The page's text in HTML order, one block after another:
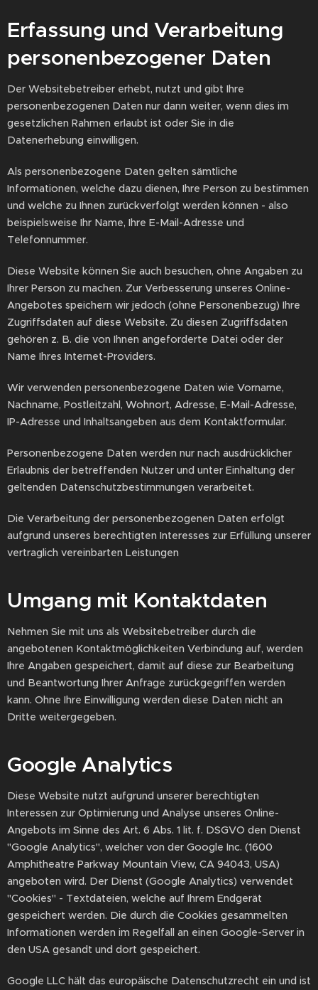
Erfassung und Verarbeitung
personenbezogener Daten
Der Websitebetreiber erhebt, nutzt und gibt Ihre
personenbezogenen Daten nur dann weiter, wenn dies im
gesetzlichen Rahmen erlaubt ist oder Sie in die
Datenerhebung einwilligen.
Als personenbezogene Daten gelten sämtliche
Informationen, welche dazu dienen, Ihre Person zu bestimmen
und welche zu Ihnen zurückverfolgt werden können - also
beispielsweise Ihr Name, Ihre E-Mail-Adresse und
Telefonnummer.
Diese Website können Sie auch besuchen, ohne Angaben zu
Ihrer Person zu machen. Zur Verbesserung unseres Online-
Angebotes speichern wir jedoch (ohne Personenbezug) Ihre
Zugriffsdaten auf diese Website. Zu diesen Zugriffsdaten
gehören z. B. die von Ihnen angeforderte Datei oder der
Name Ihres Internet-Providers.
Wir verwenden personenbezogene Daten wie Vorname,
Nachname, Postleitzahl, Wohnort, Adresse, E-Mail-Adresse,
IP-Adresse und Inhaltsangeben aus dem Kontaktformular.
Personenbezogene Daten werden nur nach ausdrücklicher
Erlaubnis der betreffenden Nutzer und unter Einhaltung der
geltenden Datenschutzbestimmungen verarbeitet.
Die Verarbeitung der personenbezogenen Daten erfolgt
aufgrund unseres berechtigten Interesses zur Erfüllung unserer
vertraglich vereinbarten Leistungen
Umgang mit Kontaktdaten
Nehmen Sie mit uns als Websitebetreiber durch die
angebotenen Kontaktmöglichkeiten Verbindung auf, werden
Ihre Angaben gespeichert, damit auf diese zur Bearbeitung
und Beantwortung Ihrer Anfrage zurückgegriffen werden
kann. Ohne Ihre Einwilligung werden diese Daten nicht an
Dritte weitergegeben.
Google Analytics
Diese Website nutzt aufgrund unserer berechtigten
Interessen zur Optimierung und Analyse unseres Online-
Angebots im Sinne des Art. 6 Abs. 1 lit. f. DSGVO den Dienst
"Google Analytics", welcher von der Google Inc. (1600
Amphitheatre Parkway Mountain View, CA 94043, USA)
angeboten wird. Der Dienst (Google Analytics) verwendet
"Cookies" - Textdateien, welche auf Ihrem Endgerät
gespeichert werden. Die durch die Cookies gesammelten
Informationen werden im Regelfall an einen Google-Server in
den USA gesandt und dort gespeichert.
Google LLC hält das europäische Datenschutzrecht ein und ist